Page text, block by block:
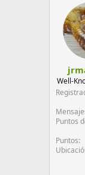
Well-
Puntos
Puntos